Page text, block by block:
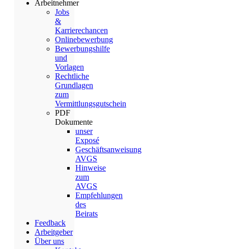
Arbeitnehmer
Jobs
&
Karrierechancen
Onlinebewerbung
Bewerbungshilfe
und
Vorlagen
Rechtliche
Grundlagen
zum
Vermittlungsgutschein
PDF
Dokumente
unser
Exposé
Geschäftsanweisung
AVGS
Hinweise
zum
AVGS
Empfehlungen
des
Beirats
Feedback
Arbeitgeber
Über uns